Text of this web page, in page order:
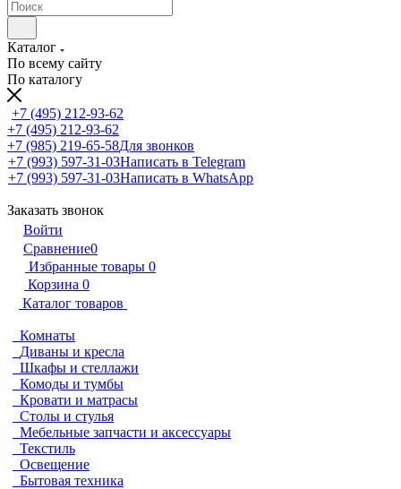
Каталог
По всему сайту
По каталогу
+7 (495) 212-93-62
+7 (495) 212-93-62
+7 (985) 219-65-58Для звонков
+7 (993) 597-31-03Написать в Telegram
+7 (993) 597-31-03Написать в WhatsApp
Заказать звонок
Войти
Сравнение0
Избранные товары 0
Корзина 0
Каталог товаров
Комнаты
Диваны и кресла
Шкафы и стеллажи
Комоды и тумбы
Кровати и матрасы
Столы и стулья
Мебельные запчасти и аксессуары
Текстиль
Освещение
Бытовая техника